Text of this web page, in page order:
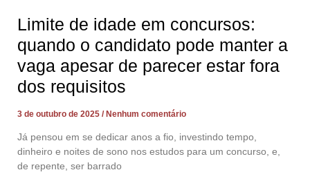
Limite de idade em concursos:
quando o candidato pode manter a
vaga apesar de parecer estar fora
dos requisitos
3 de outubro de 2025 Nenhum comentário
Já pensou em se dedicar anos a fio, investindo tempo,
dinheiro e noites de sono nos estudos para um concurso, e,
de repente, ser barrado